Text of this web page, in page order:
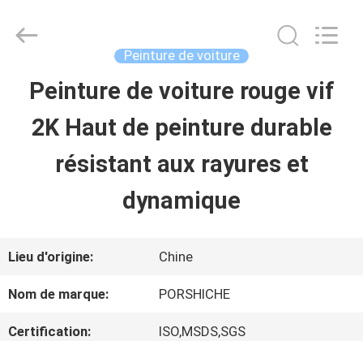
APERÇU
PRODUITS
PROPOS
Meklon
Reserved.
Peinture de voiture
Peinture de voiture rouge vif
2K Haut de peinture durable
résistant aux rayures et
dynamique
Lieu d'origine: Chine
Nom de marque: PORSHICHE
Certification: ISO,MSDS,SGS